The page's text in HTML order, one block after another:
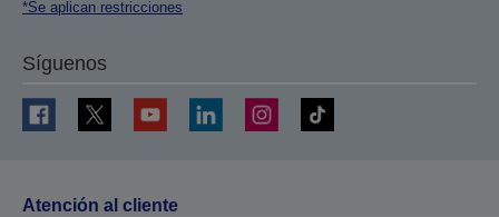
*Se aplican restricciones
Síguenos
Atención al cliente